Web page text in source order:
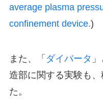
average plasma
confinement device.)
また、「 ダイバータ
造部に関する実験も
た。